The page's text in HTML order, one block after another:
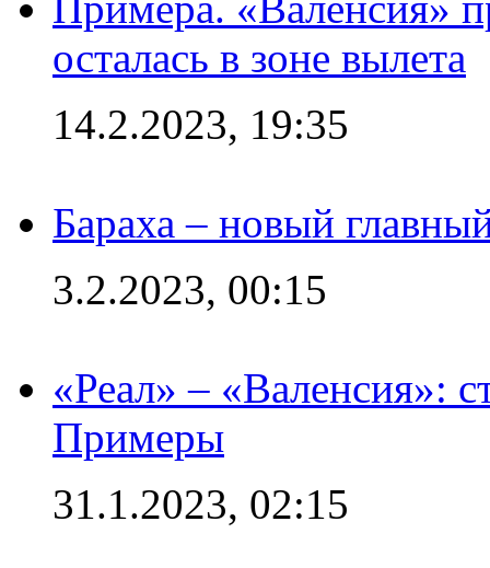
осталась в зоне вылета
14.2.2023, 19:35
Бараха – новый
3.2.2023, 00:15
«Реал» – «Валенсия»:
Примеры
31.1.2023, 02:15